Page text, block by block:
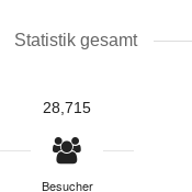
Statistik gesamt
28,715
Besucher